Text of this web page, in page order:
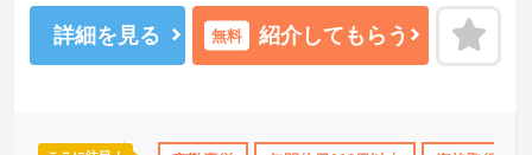
すのでお気軽にご相談ください。
詳細を見る 無料 紹介してもらう